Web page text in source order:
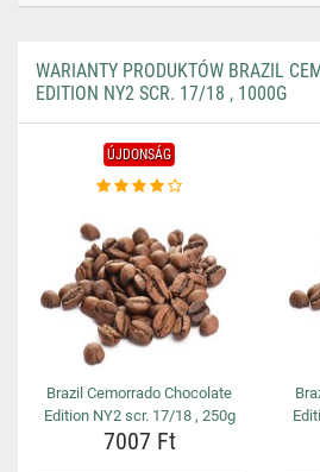
WARIANTY PRODUKTÓW BRAZIL
EDITION NY2 SCR. 17/18 , 1000G
ÚJDONSÁG
Brazil Cemorrado Chocolate
Edition NY2 scr. 17/18 , 250g
7007 Ft